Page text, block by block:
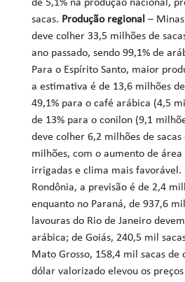
de 5,1% na produção nacional,
sacas. Produção regional –
deve colher 33,5 milhões de
ano passado, sendo 99,1% de
Para o Espírito Santo, maior
a estimativa é de 13,6 milhões
49,1% para o café arábica (4,5
de 13% para o conilon (9,1
deve colher 6,2 milhões de
milhões, com o aumento de
irrigadas e clima mais favorável.
Rondônia, a previsão é de 2,4
enquanto no Paraná, de 937,6
lavouras do Rio de Janeiro
arábica; de Goiás, 240,5 mil
Mato Grosso, 158,4 mil sacas de
dólar valorizado elevou os